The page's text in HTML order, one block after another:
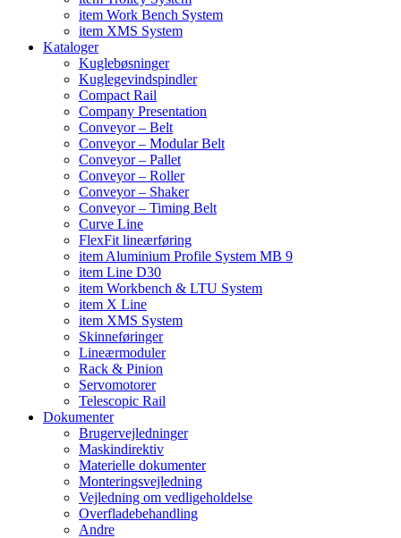
item Work Bench System
item XMS System
Kataloger
Kuglebøsninger
Kuglegevindspindler
Compact Rail
Company Presentation
Conveyor – Belt
Conveyor – Modular Belt
Conveyor – Pallet
Conveyor – Roller
Conveyor – Shaker
Conveyor – Timing Belt
Curve Line
FlexFit lineærføring
item Aluminium Profile System MB 9
item Line D30
item Workbench & LTU System
item X Line
item XMS System
Skinneføringer
Lineærmoduler
Rack & Pinion
Servomotorer
Telescopic Rail
Dokumenter
Brugervejledninger
Maskindirektiv
Materielle dokumenter
Monteringsvejledning
Vejledning om vedligeholdelse
Overfladebehandling
Andre